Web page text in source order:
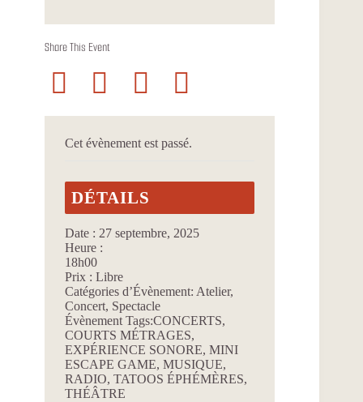
Share This Event
Cet évènement est passé.
DÉTAILS
Date : 27 septembre, 2025
Heure :
18h00
Prix : Libre
Catégories d’Évènement: Atelier,
Concert, Spectacle
Évènement Tags:CONCERTS,
COURTS MÉTRAGES,
EXPÉRIENCE SONORE, MINI
ESCAPE GAME, MUSIQUE,
RADIO, TATOOS ÉPHÉMÈRES,
THÉÂTRE